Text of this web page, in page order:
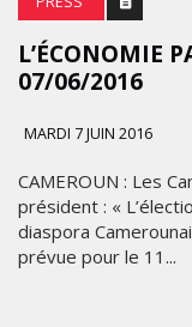
L’ÉCONOMIE
07/06/2016
MARDI 7 JUIN 2016
CAMEROUN : Les
président : «
diaspora
prévue pour le 11...